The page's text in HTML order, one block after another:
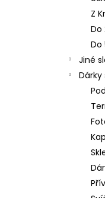
Z
Do
Do
Jiné